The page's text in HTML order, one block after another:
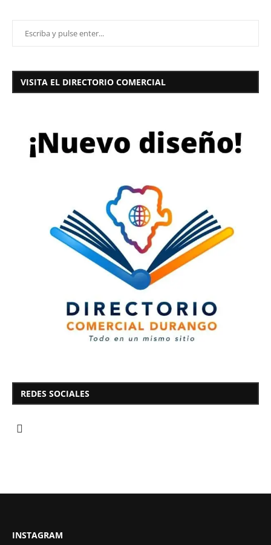
VISITA EL DIRECTORIO COMERCIAL
REDES SOCIALES
INSTAGRAM